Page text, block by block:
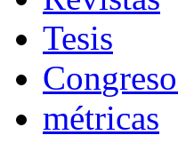
Tesis
Con
métricas